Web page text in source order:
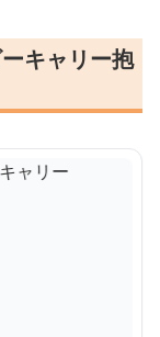
キャリー抱